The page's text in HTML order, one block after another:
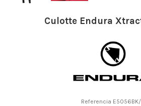
Culotte Endura
Referencia